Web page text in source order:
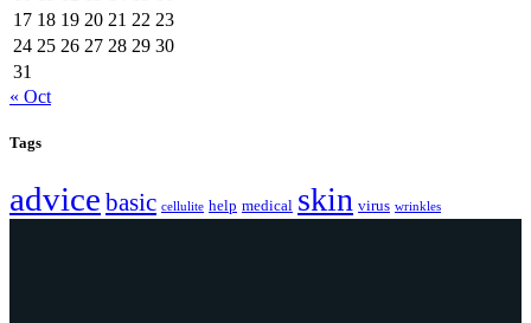
17 18 19 20 21 22 23
24 25 26 27 28 29 30
31
« Oct
Tags
advice basic cellulite help medical skin virus wrinkles